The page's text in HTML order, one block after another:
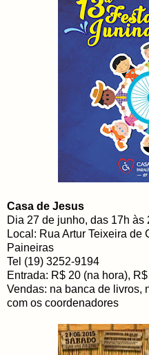
Casa de Jesus
Dia 27 de junho, das 17h às
Local: Rua Artur Teixeira de
Paineiras
Tel (19) 3252-9194
Entrada: R$ 20 (na hora),
Vendas: na banca de livros,
com os coordenadores